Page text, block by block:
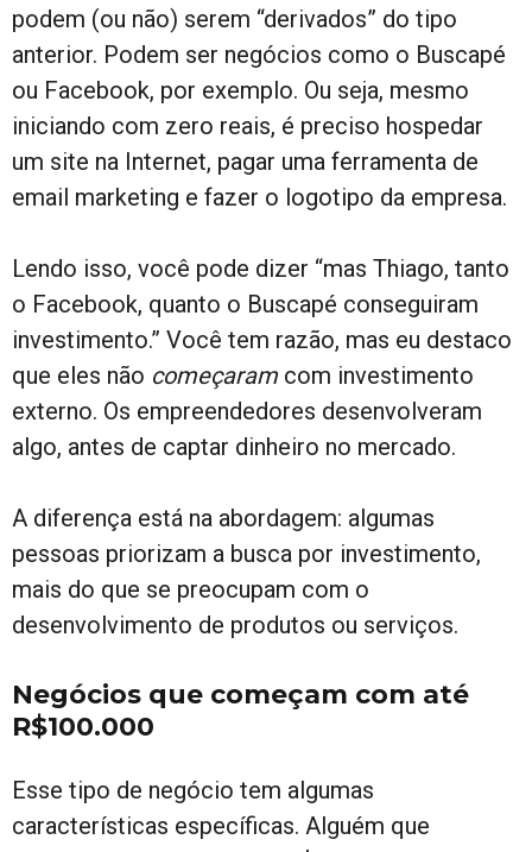
podem (ou não) serem “derivados” do tipo
anterior. Podem ser negócios como o Buscapé
ou Facebook, por exemplo. Ou seja, mesmo
iniciando com zero reais, é preciso hospedar
um site na Internet, pagar uma ferramenta de
email marketing e fazer o logotipo da empresa.
Lendo isso, você pode dizer “mas Thiago, tanto
o Facebook, quanto o Buscapé conseguiram
investimento.” Você tem razão, mas eu destaco
que eles não começaram com investimento
externo. Os empreendedores desenvolveram
algo, antes de captar dinheiro no mercado.
A diferença está na abordagem: algumas
pessoas priorizam a busca por investimento,
mais do que se preocupam com o
desenvolvimento de produtos ou serviços.
Negócios que começam com até
R$100.000
Esse tipo de negócio tem algumas
características específicas. Alguém que